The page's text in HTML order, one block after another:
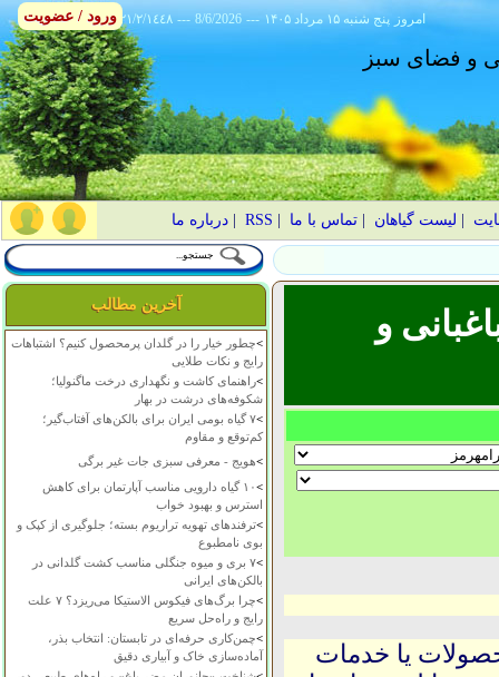
٢١/٢/١٤٤٨ --- 8/6/2026 --- ۱۴۰۵ پنج شنبه ۱۵ مرداد امروز
و فضای سبز
لیست گیاهان |تماس با ما RSS
|درباره ما
آخرین مطالب
>چطور خیار را در گلدان پرمحصول کنیم؟ اشتباهات
رایج و نکات طلایی
>راهنمای کاشت و نگهداری درخت ماگنولیا؛
شکوفه‌های درشت در بهار
>
۷ گیاه بومی ایران برای بالکن‌های آفتاب‌گیر؛
کم‌توقع و مقاوم
>هویج - معرفی سبزی جات غیر برگی
>
۱۰ گیاه دارویی مناسب آپارتمان برای کاهش
استرس و بهبود خواب
>ترفندهای تهویه تراریوم بسته؛ جلوگیری از کپک و
بوی نامطبوع
>
۷ بری و میوه جنگلی مناسب کشت گلدانی در
بالکن‌های ایرانی
>
چرا برگ‌های فیکوس الاستیکا می‌ریزد؟ ۷ علت
رایج و راه‌حل سریع
>چمن‌کاری حرفه‌ای در تابستان: انتخاب بذر،
آماده‌سازی خاک و آبیاری دقیق
و
یا خدمات
ورود / عضویت